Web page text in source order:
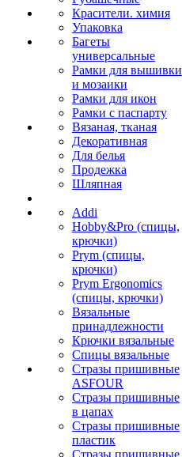
Красители. химия
Упаковка
Багеты
универсальные
Рамки для вышивки
и мозаики
Рамки для икон
Рамки с паспарту
Вязаная, тканая
Декоративная
Для белья
Продежка
Шляпная
Addi
Hobby&Pro (спицы,
крючки)
Prym (спицы,
крючки)
Prym Ergonomics
(спицы, крючки)
Вязальные
принадлежности
Крючки вязальные
Спицы вязальные
Стразы пришивные
ASFOUR
Стразы пришивные
в цапах
Стразы пришивные
пластик
Стразы пришивные